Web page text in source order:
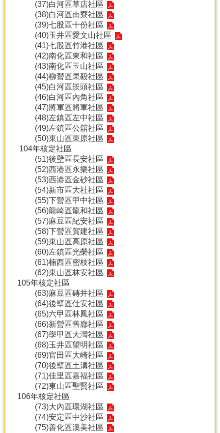
(37)白河區草店社區
(38)白河區南寮社區
(39)七股區十份社區
(40)玉井區愛文山社區
(41)七股區竹港社區
(42)南化區東和社區
(43)南化區玉山社區
(44)柳營區果毅社區
(45)白河區崁頭社區
(46)白河區內角社區
(47)將軍區將軍社區
(48)左鎮區左中社區
(49)左鎮區公舘社區
(50)東山區東原社區
104年核定社區
(51)後壁區長安社區
(52)西港區永樂社區
(53)西港區金砂社區
(54)新市區大社社區
(55)下營區甲中社區
(56)龍崎區龍和社區
(57)麻豆區紀安社區
(58)下營區賀建社區
(59)東山區高原社區
(60)左鎮區光榮社區
(61)楠西區密枝社區
(62)東山區林安社區
105年核定社區
(63)麻豆區磚井社區
(64)後壁區仕安社區
(65)六甲區林鳳社區
(66)新營區舊廍社區
(67)學甲區大灣社區
(68)玉井區望明社區
(69)官田區大崎社區
(70)後壁區土溝社區
(71)佳里區嘉福社區
(72)東山區聖賢社區
106年核定社區
(73)大內區環湖社區
(74)安定區中沙社區
(75)善化區溪美社區